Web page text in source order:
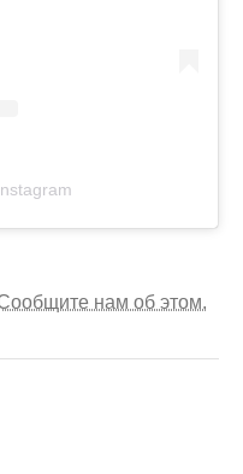
нам об этом.